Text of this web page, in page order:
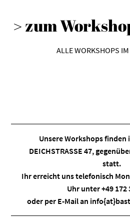
> zum
ALLE WORKSHOPS
Unsere Workshops finden
DEICHSTRASSE 47,
statt.
Ihr erreicht uns telefonisch
Uhr unter +49 172
oder per E-Mail an